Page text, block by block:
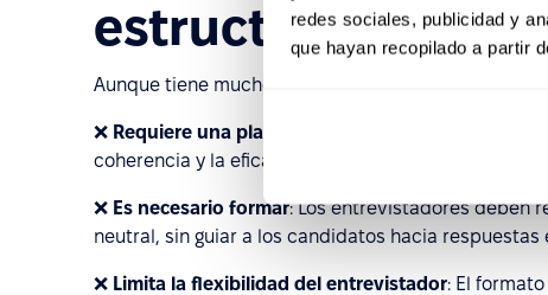
redes sociales, publicidad y
que hayan recopilado a partir
estructurada
Aunque tiene muchos beneficios, una entrevista
❌ Requiere una planificación detallada
coherencia y la eficacia.
❌ Es necesario formar: Los entrevistadores deben
neutral, sin guiar a los candidatos hacia respuestas
❌ Limita la flexibilidad del entrevistador: El